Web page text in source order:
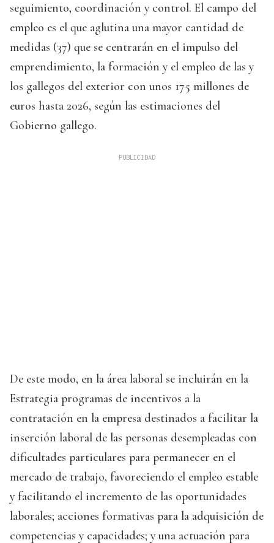
seguimiento, coordinación y control. El campo del
empleo es el que aglutina una mayor cantidad de
medidas (37) que se centrarán en el impulso del
emprendimiento, la formación y el empleo de las y
los gallegos del exterior con unos 175 millones de
euros hasta 2026, según las estimaciones del
Gobierno gallego.
De este modo, en la área laboral se incluirán en la
Estrategia programas de incentivos a la
contratación en la empresa destinados a facilitar la
inserción laboral de las personas desempleadas con
dificultades particulares para permanecer en el
mercado de trabajo, favoreciendo el empleo estable
y facilitando el incremento de las oportunidades
laborales; acciones formativas para la adquisición de
competencias y capacidades; y una actuación para